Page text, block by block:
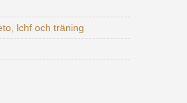
lchf och träning